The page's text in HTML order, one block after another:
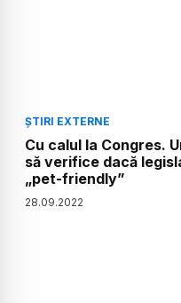
ȘTIRI EXTERNE
Cu calul la Congres.
să verifice dacă
„pet-friendly”
28.09.2022